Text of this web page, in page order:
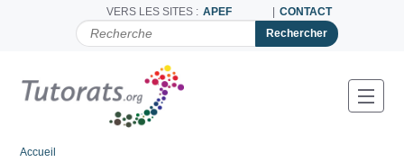
VERS LES SITES : APEF CONTACT
C
R
C
Accueil